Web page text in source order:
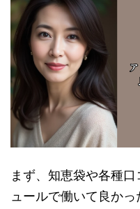
まず、知恵袋や各種
ュールで働いて良か